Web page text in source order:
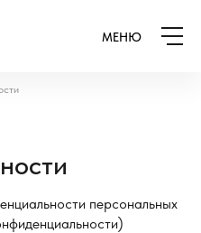
МЕНЮ
персональных